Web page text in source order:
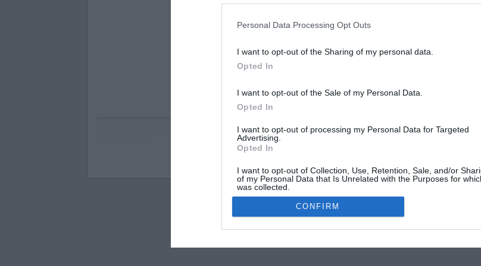
Personal Data Processing Opt Outs
I want to opt-out of the Sharing of my personal data.
Opted In
I want to opt-out of the Sale of my Personal Data.
Opted In
I want to opt-out of processing my Personal Data for Targeted
Advertising.
Opted In
I want to opt-out of Collection, Use, Retention, Sale, and/or
of my Personal Data that Is Unrelated with the Purposes for
was collected.
Opted Out
CONFIRM
MOKSLON.LT © 2011
Visos teisės saugomos. Mokslon.lt © 2011. Kopijuoti, dauginti bei platinti